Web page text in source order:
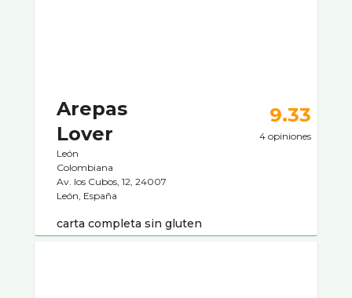
Arepas
Lover
León
Colombiana
Av. los Cubos, 12, 24007
León, España
9.33
4 opiniones
carta completa sin gluten